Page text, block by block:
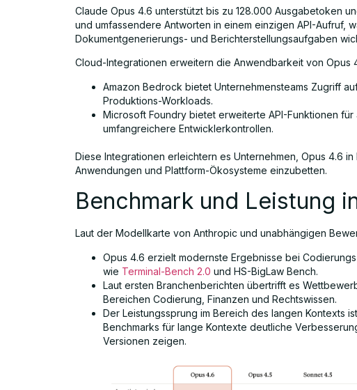
Claude Opus 4.6 unterstützt bis zu 128.000 Ausgabetoken
und umfassendere Antworten in einem einzigen API-Aufruf,
Dokumentgenerierungs- und Berichterstellungsaufgaben
Cloud-Integrationen erweitern die Anwendbarkeit von Opus
Amazon Bedrock bietet Unternehmensteams Zugriff
Produktions-Workloads.
Microsoft Foundry bietet erweiterte API-Funktionen
umfangreichere Entwicklerkontrollen.
Diese Integrationen erleichtern es Unternehmen, Opus 4.6
Anwendungen und Plattform-Ökosysteme einzubetten.
Benchmark und Leistung
Laut der Modellkarte von Anthropic und unabhängigen
Opus 4.6 erzielt modernste Ergebnisse bei
wie Terminal-Bench 2.0 und HS-BigLaw Bench.
Laut ersten Branchenberichten übertrifft es
Bereichen Codierung, Finanzen und Rechtswissen.
Der Leistungssprung im Bereich des langen Kontexts
Benchmarks für lange Kontexte deutliche
Versionen zeigen.